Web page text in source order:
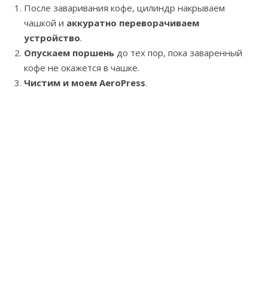
После заваривания кофе, цилиндр накрываем
чашкой и аккуратно переворачиваем
устройство.
Опускаем поршень до тех пор, пока заваренный
кофе не окажется в чашке.
Чистим и моем AeroPress.